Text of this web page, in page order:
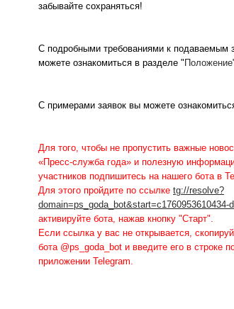
забывайте сохраняться!
С подробными требованиями к подаваемым
можете ознакомиться в разделе " Положение
С примерами заявок вы можете
Для того, чтобы не пропустить важные
«Пресс-служба года» и полезную
участников подпишитесь на нашего бота в
Для этого пройдите по ссылке tg://resolve?
domain=ps_goda_bot&start=c1760953610434-
активируйте бота, нажав кнопку "Старт".
Если ссылка у вас не открывается,
бота @ps_goda_bot и введите его в строке
приложении Telegram.